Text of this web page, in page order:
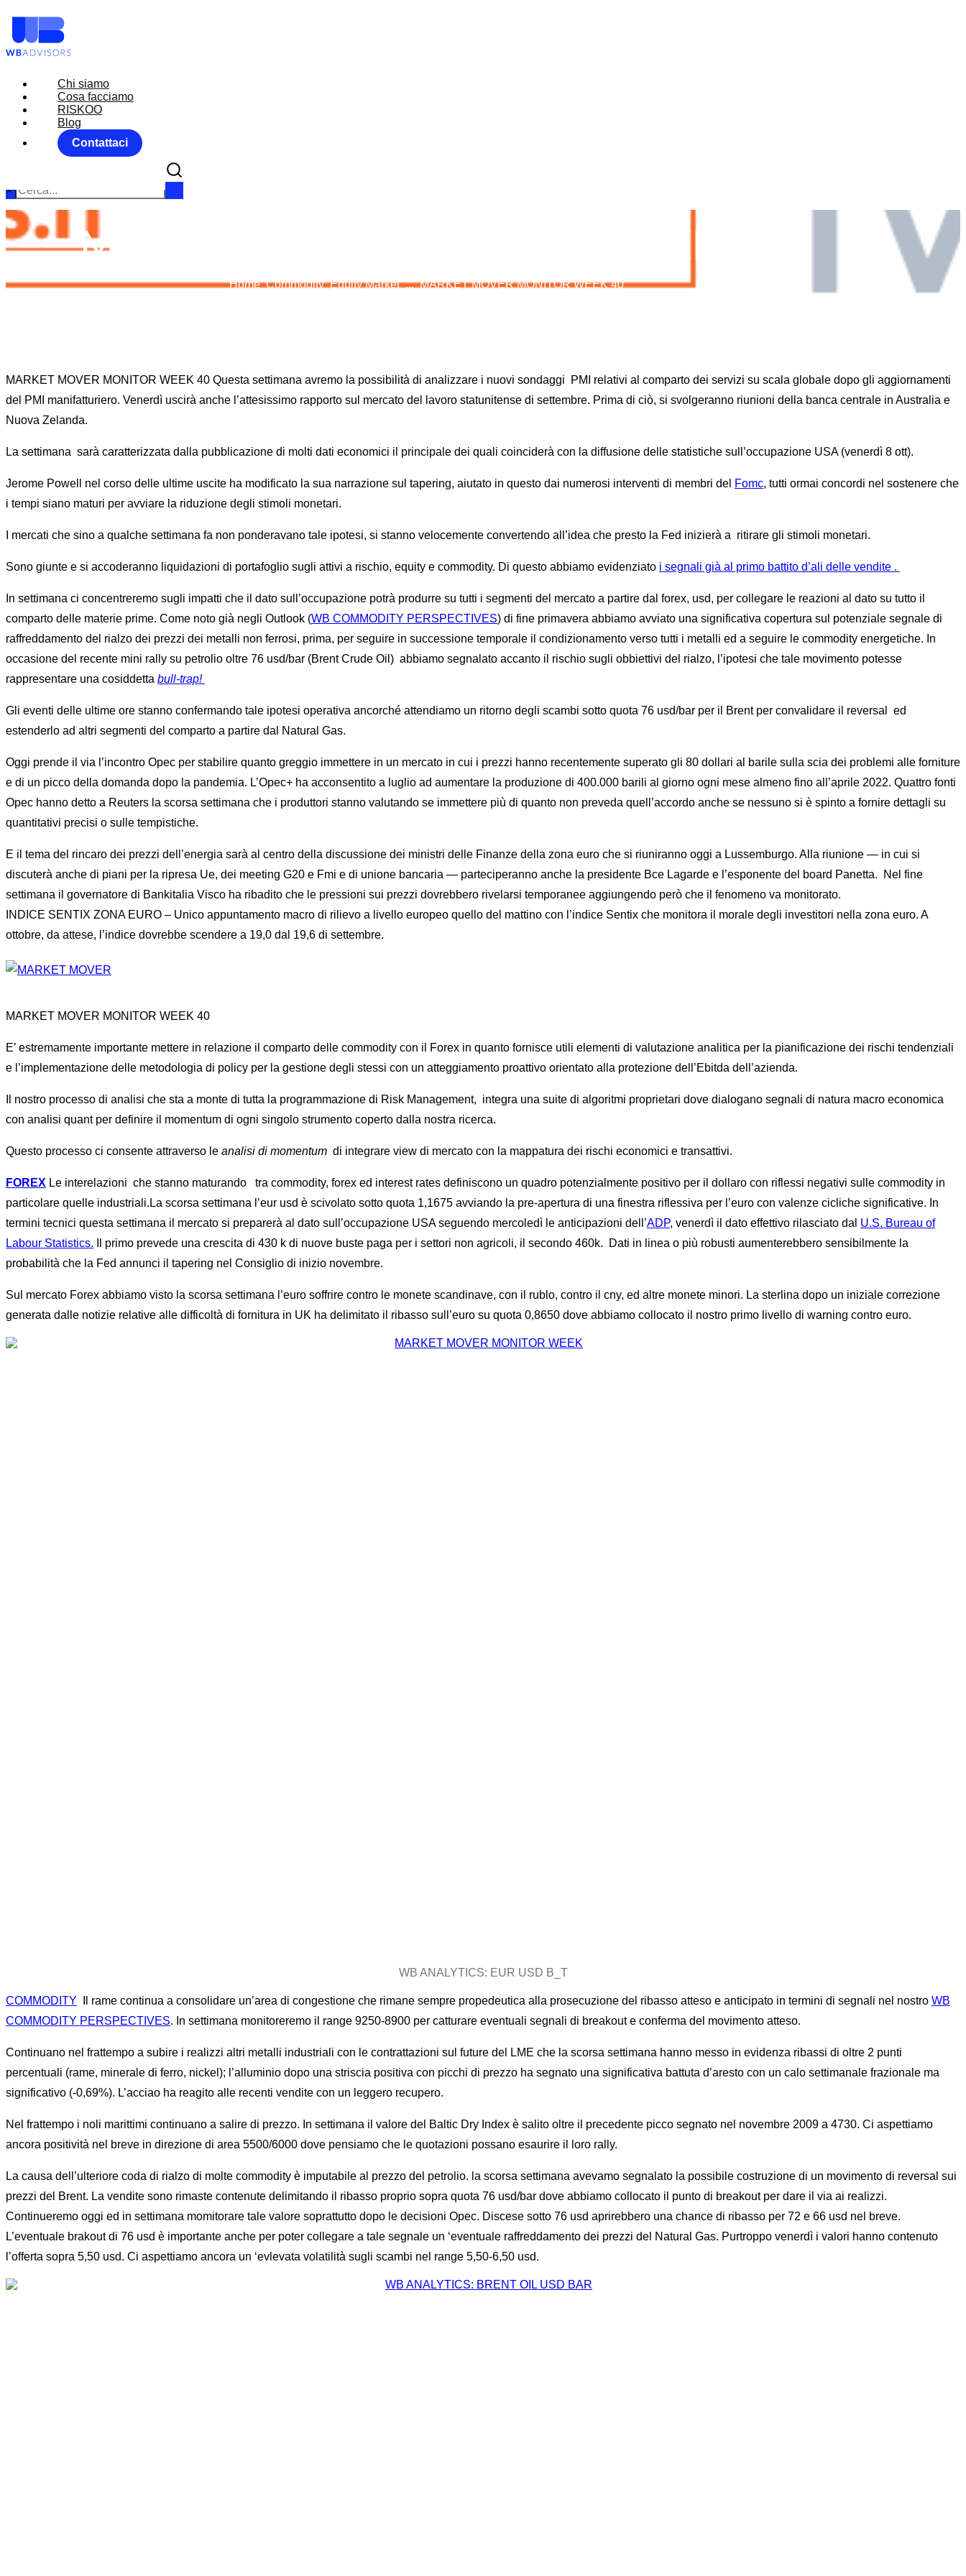
Chi siamo
Cosa facciamo
RISKOO
Blog
Contattaci
Chi siamo
Cosa facciamo
RISKOO
Blog
Contattaci
×
MARKET MOVER MONITOR WEEK 40
Home Commodity Equity Market ... MARKET MOVER MONITOR WEEK 40
MARKET MOVER MONITOR WEEK 40 Questa settimana avremo la possibilità di analizzare i nuovi sondaggi PMI relativi al comparto dei servizi su scala globale dopo gli aggiornamenti
del PMI manifatturiero. Venerdì uscirà anche l’attesissimo rapporto sul mercato del lavoro statunitense di settembre. Prima di ciò, si svolgeranno riunioni della banca centrale in Australia e
Nuova Zelanda.
La settimana sarà caratterizzata dalla pubblicazione di molti dati economici il principale dei quali coinciderà con la diffusione delle statistiche sull’occupazione USA (venerdì 8 ott).
Jerome Powell nel corso delle ultime uscite ha modificato la sua narrazione sul tapering, aiutato in questo dai numerosi interventi di membri del Fomc, tutti ormai concordi nel sostenere che
i tempi siano maturi per avviare la riduzione degli stimoli monetari.
I mercati che sino a qualche settimana fa non ponderavano tale ipotesi, si stanno velocemente convertendo all’idea che presto la Fed inizierà a ritirare gli stimoli monetari.
Sono giunte e si accoderanno liquidazioni di portafoglio sugli attivi a rischio, equity e commodity. Di questo abbiamo evidenziato i segnali già al primo battito d’ali delle vendite .
In settimana ci concentreremo sugli impatti che il dato sull’occupazione potrà produrre su tutti i segmenti del mercato a partire dal forex, usd, per collegare le reazioni al dato su tutto il
comparto delle materie prime. Come noto già negli Outlook (WB COMMODITY PERSPECTIVES) di fine primavera abbiamo avviato una significativa copertura sul potenziale segnale di
raffreddamento del rialzo dei prezzi dei metalli non ferrosi, prima, per seguire in successione temporale il condizionamento verso tutti i metalli ed a seguire le commodity energetiche. In
occasione del recente mini rally su petrolio oltre 76 usd/bar (Brent Crude Oil) abbiamo segnalato accanto il rischio sugli obbiettivi del rialzo, l’ipotesi che tale movimento potesse
rappresentare una cosiddetta bull-trap!
Gli eventi delle ultime ore stanno confermando tale ipotesi operativa ancorché attendiamo un ritorno degli scambi sotto quota 76 usd/bar per il Brent per convalidare il reversal ed
estenderlo ad altri segmenti del comparto a partire dal Natural Gas.
Oggi prende il via l’incontro Opec per stabilire quanto greggio immettere in un mercato in cui i prezzi hanno recentemente superato gli 80 dollari al barile sulla scia dei problemi alle forniture
e di un picco della domanda dopo la pandemia. L’Opec+ ha acconsentito a luglio ad aumentare la produzione di 400.000 barili al giorno ogni mese almeno fino all’aprile 2022. Quattro fonti
Opec hanno detto a Reuters la scorsa settimana che i produttori stanno valutando se immettere più di quanto non preveda quell’accordo anche se nessuno si è spinto a fornire dettagli su
quantitativi precisi o sulle tempistiche.
E il tema del rincaro dei prezzi dell’energia sarà al centro della discussione dei ministri delle Finanze della zona euro che si riuniranno oggi a Lussemburgo. Alla riunione — in cui si
discuterà anche di piani per la ripresa Ue, dei meeting G20 e Fmi e di unione bancaria — parteciperanno anche la presidente Bce Lagarde e l’esponente del board Panetta. Nel fine
settimana il governatore di Bankitalia Visco ha ribadito che le pressioni sui prezzi dovrebbero rivelarsi temporanee aggiungendo però che il fenomeno va monitorato.
INDICE SENTIX ZONA EURO – Unico appuntamento macro di rilievo a livello europeo quello del mattino con l’indice Sentix che monitora il morale degli investitori nella zona euro. A
ottobre, da attese, l’indice dovrebbe scendere a 19,0 dal 19,6 di settembre.
MARKET MOVER MONITOR WEEK 40
E’ estremamente importante mettere in relazione il comparto delle commodity con il Forex in quanto fornisce utili elementi di valutazione analitica per la pianificazione dei rischi tendenziali
e l’implementazione delle metodologia di policy per la gestione degli stessi con un atteggiamento proattivo orientato alla protezione dell’Ebitda dell’azienda.
Il nostro processo di analisi che sta a monte di tutta la programmazione di Risk Management, integra una suite di algoritmi proprietari dove dialogano segnali di natura macro economica
con analisi quant per definire il momentum di ogni singolo strumento coperto dalla nostra ricerca.
Questo processo ci consente attraverso le analisi di momentum di integrare view di mercato con la mappatura dei rischi economici e transattivi.
FOREX Le interelazioni che stanno maturando tra commodity, forex ed interest rates definiscono un quadro potenzialmente positivo per il dollaro con riflessi negativi sulle commodity in
particolare quelle industriali.La scorsa settimana l’eur usd è scivolato sotto quota 1,1675 avviando la pre-apertura di una finestra riflessiva per l’euro con valenze cicliche significative. In
termini tecnici questa settimana il mercato si preparerà al dato sull’occupazione USA seguendo mercoledì le anticipazioni dell’ADP, venerdì il dato effettivo rilasciato dal U.S. Bureau of
Labour Statistics. Il primo prevede una crescita di 430 k di nuove buste paga per i settori non agricoli, il secondo 460k. Dati in linea o più robusti aumenterebbero sensibilmente la
probabilità che la Fed annunci il tapering nel Consiglio di inizio novembre.
Sul mercato Forex abbiamo visto la scorsa settimana l’euro soffrire contro le monete scandinave, con il rublo, contro il cny, ed altre monete minori. La sterlina dopo un iniziale correzione
generata dalle notizie relative alle difficoltà di fornitura in UK ha delimitato il ribasso sull’euro su quota 0,8650 dove abbiamo collocato il nostro primo livello di warning contro euro.
WB ANALYTICS: EUR USD B_T
COMMODITY Il rame continua a consolidare un’area di congestione che rimane sempre propedeutica alla prosecuzione del ribasso atteso e anticipato in termini di segnali nel nostro WB
COMMODITY PERSPECTIVES. In settimana monitoreremo il range 9250-8900 per catturare eventuali segnali di breakout e conferma del movimento atteso.
Continuano nel frattempo a subire i realizzi altri metalli industriali con le contrattazioni sul future del LME che la scorsa settimana hanno messo in evidenza ribassi di oltre 2 punti
percentuali (rame, minerale di ferro, nickel); l’alluminio dopo una striscia positiva con picchi di prezzo ha segnato una significativa battuta d’aresto con un calo settimanale frazionale ma
significativo (-0,69%). L’acciao ha reagito alle recenti vendite con un leggero recupero.
Nel frattempo i noli marittimi continuano a salire di prezzo. In settimana il valore del Baltic Dry Index è salito oltre il precedente picco segnato nel novembre 2009 a 4730. Ci aspettiamo
ancora positività nel breve in direzione di area 5500/6000 dove pensiamo che le quotazioni possano esaurire il loro rally.
La causa dell’ulteriore coda di rialzo di molte commodity è imputabile al prezzo del petrolio. la scorsa settimana avevamo segnalato la possibile costruzione di un movimento di reversal sui
prezzi del Brent. La vendite sono rimaste contenute delimitando il ribasso proprio sopra quota 76 usd/bar dove abbiamo collocato il punto di breakout per dare il via ai realizzi.
Continueremo oggi ed in settimana momitorare tale valore soprattutto dopo le decisioni Opec. Discese sotto 76 usd aprirebbero una chance di ribasso per 72 e 66 usd nel breve.
L’eventuale brakout di 76 usd è importante anche per poter collegare a tale segnale un ‘eventuale raffreddamento dei prezzi del Natural Gas. Purtroppo venerdì i valori hanno contenuto
l’offerta sopra 5,50 usd. Ci aspettiamo ancora un ‘evlevata volatilità sugli scambi nel range 5,50-6,50 usd.